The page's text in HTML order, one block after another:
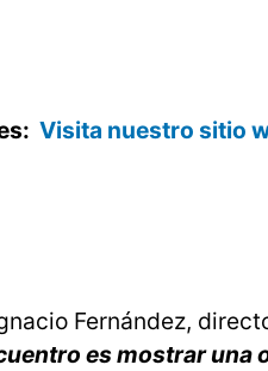
Visita nuestro sitio
Fernández,
es mostrar